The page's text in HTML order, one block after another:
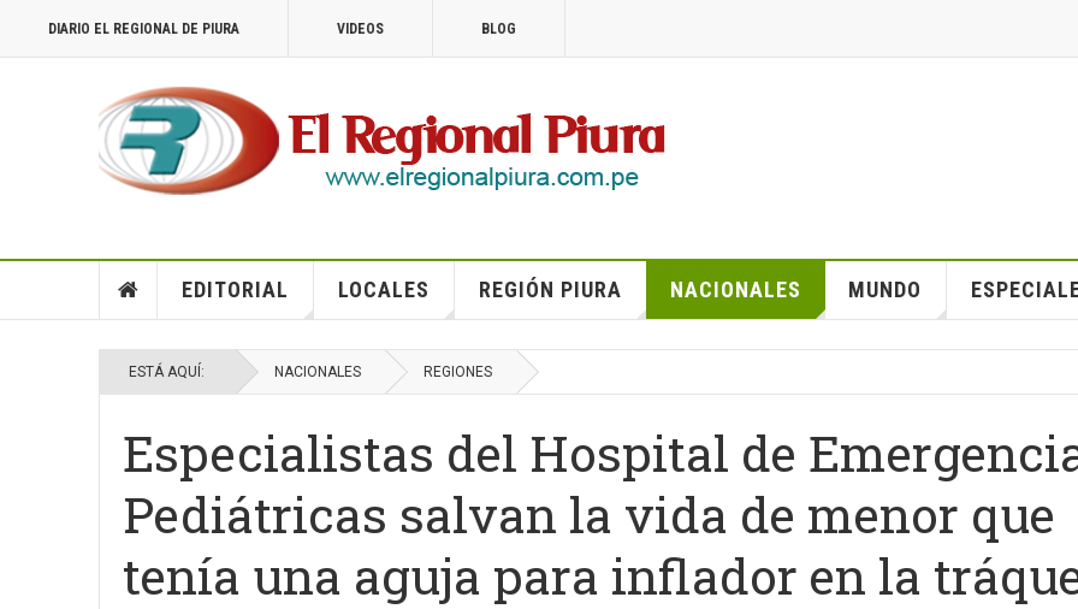
DIARIO EL REGIONAL DE PIURA VIDEOS BLOG
EDITORIAL LOCALES REGIÓN PIURA NACIONALES MUNDO
ESTÁ AQUÍ: NACIONALES REGIONES
Especialistas del Hospital de
Pediátricas salvan la vida de menor que
tenía una aguja para inflador en la